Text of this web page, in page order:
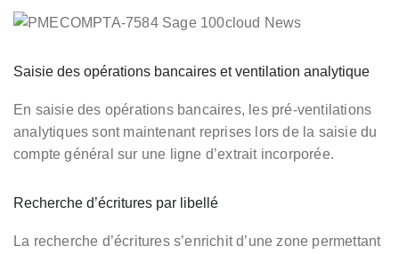
Saisie des opérations bancaires et ventilation analytique
En saisie des opérations bancaires, les pré-ventilations
analytiques sont maintenant reprises lors de la saisie du
compte général sur une ligne d’extrait incorporée.
Recherche d’écritures par libellé
La recherche d’écritures s’enrichit d’une zone permettant